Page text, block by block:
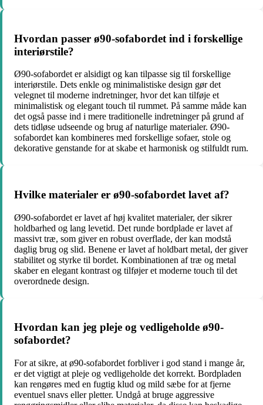
Hvordan passer ø90-sofabordet ind i forskellige
interiørstile?
Ø90-sofabordet er alsidigt og kan tilpasse sig til forskellige
interiørstile. Dets enkle og minimalistiske design gør det
velegnet til moderne indretninger, hvor det kan tilføje et
minimalistisk og elegant touch til rummet. På samme måde kan
det også passe ind i mere traditionelle indretninger på grund af
dets tidløse udseende og brug af naturlige materialer. Ø90-
sofabordet kan kombineres med forskellige sofaer, stole og
dekorative genstande for at skabe et harmonisk og stilfuldt rum.
Hvilke materialer er ø90-sofabordet lavet af?
Ø90-sofabordet er lavet af høj kvalitet materialer, der sikrer
holdbarhed og lang levetid. Det runde bordplade er lavet af
massivt træ, som giver en robust overflade, der kan modstå
daglig brug og slid. Benene er lavet af holdbart metal, der giver
stabilitet og styrke til bordet. Kombinationen af træ og metal
skaber en elegant kontrast og tilføjer et moderne touch til det
overordnede design.
Hvordan kan jeg pleje og vedligeholde ø90-
sofabordet?
For at sikre, at ø90-sofabordet forbliver i god stand i mange år,
er det vigtigt at pleje og vedligeholde det korrekt. Bordpladen
kan rengøres med en fugtig klud og mild sæbe for at fjerne
eventuel snavs eller pletter. Undgå at bruge aggressive